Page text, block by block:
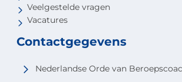
Veelgestelde vragen
Vacatures
Contactgegevens
Nederlandse Orde van